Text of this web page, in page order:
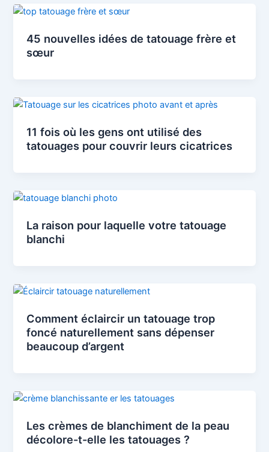
45 nouvelles idées de tatouage frère et
sœur
11 fois où les gens ont utilisé des
tatouages pour couvrir leurs cicatrices
La raison pour laquelle votre tatouage
blanchi
Comment éclaircir un tatouage trop
foncé naturellement sans dépenser
beaucoup d’argent
Les crèmes de blanchiment de la peau
décolore-t-elle les tatouages ?